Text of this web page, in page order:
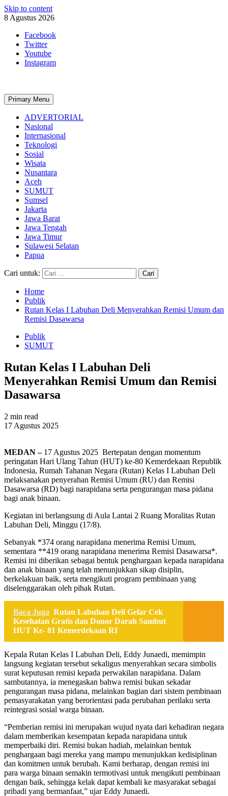
Skip to content
8 Agustus 2026
Facebook
Twitter
Youtube
Instagram
Primary Menu
ADVERTORIAL
Nasional
Internasional
Teknologi
Sosial
Wisata
Nusantara
Aceh
SUMUT
Sumsel
Jakarta
Jawa Barat
Jawa Tengah
Jawa Timur
Sulawesi Selatan
Papua
Cari untuk:
Home
Publik
Rutan Kelas I Labuhan Deli Menyerahkan Remisi Umum dan
Remisi Dasawarsa
Publik
SUMUT
Rutan Kelas I Labuhan Deli
Menyerahkan Remisi Umum dan Remisi
Dasawarsa
2 min read
17 Agustus 2025
MEDAN – 17 Agustus 2025 Bertepatan dengan momentum
peringatan Hari Ulang Tahun (HUT) ke-80 Kemerdekaan Republik
Indonesia, Rumah Tahanan Negara (Rutan) Kelas I Labuhan Deli
melaksanakan penyerahan Remisi Umum (RU) dan Remisi
Dasawarsa (RD) bagi narapidana serta pengurangan masa pidana
bagi anak binaan.
Kegiatan ini berlangsung di Aula Lantai 2 Ruang Moralitas Rutan
Labuhan Deli, Minggu (17/8).
Sebanyak *374 orang narapidana menerima Remisi Umum,
sementara **419 orang narapidana menerima Remisi Dasawarsa*.
Remisi ini diberikan sebagai bentuk penghargaan kepada narapidana
dan anak binaan yang telah menunjukkan sikap disiplin,
berkelakuan baik, serta mengikuti program pembinaan yang
diselenggarakan oleh pihak Rutan.
Baca Juga Rutan Labuhan Deli Gelar Cek
Kesehatan Gratis dan Donor Darah Sambut
HUT Ke- 81 Kemerdekaan RI
Kepala Rutan Kelas I Labuhan Deli, Eddy Junaedi, memimpin
langsung kegiatan tersebut sekaligus menyerahkan secara simbolis
surat keputusan remisi kepada perwakilan narapidana. Dalam
sambutannya, ia menegaskan bahwa remisi bukan sekadar
pengurangan masa pidana, melainkan bagian dari sistem pembinaan
pemasyarakatan yang berorientasi pada perubahan perilaku serta
reintegrasi sosial warga binaan.
“Pemberian remisi ini merupakan wujud nyata dari kehadiran negara
dalam memberikan kesempatan kepada narapidana untuk
memperbaiki diri. Remisi bukan hadiah, melainkan bentuk
penghargaan bagi mereka yang mampu menunjukkan kedisiplinan
dan komitmen untuk berubah. Kami berharap, dengan remisi ini
para warga binaan semakin termotivasi untuk mengikuti pembinaan
dengan baik, sehingga kelak dapat kembali ke masyarakat sebagai
pribadi yang bermanfaat,” ujar Eddy Junaedi.